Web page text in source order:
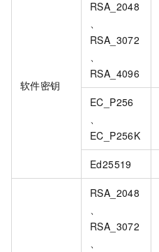
软件密钥
RSA_2048
、
RSA_3072
、
RSA_4096
EC_P256
、
EC_P256K
Ed25519
RSA_2048
、
RSA_3072
、